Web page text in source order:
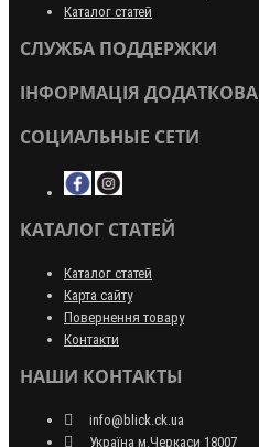
Каталог статей
СЛУЖБА ПОДДЕРЖКИ
ІНФОРМАЦІЯ ДОДАТКОВА
СОЦИАЛЬНЫЕ СЕТИ
КАТАЛОГ СТАТЕЙ
Каталог статей
Карта сайту
Повернення товару
Контакти
НАШИ КОНТАКТЫ
info@blick.ck.ua
Україна м.Черкаси 18007